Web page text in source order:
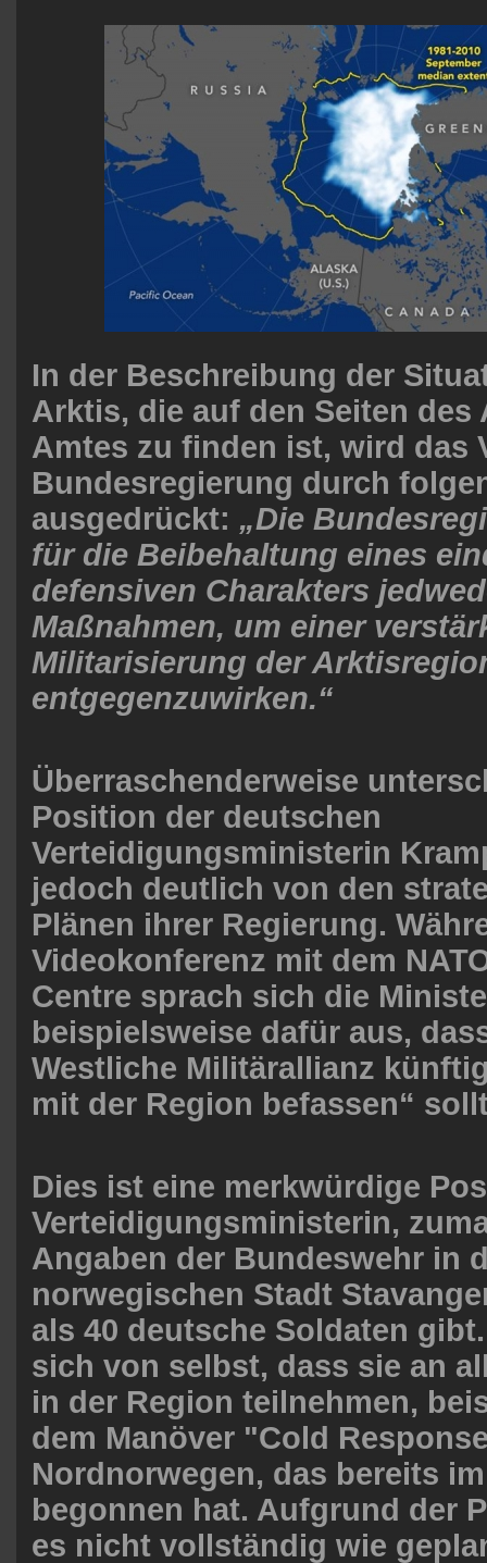
In der Beschreibung der
Arktis, die auf den Seiten des
Amtes zu finden ist, wird das
Bundesregierung durch
ausgedrückt: „Die
für die Beibehaltung eines
defensiven Charakters
Maßnahmen, um einer
Militarisierung der
entgegenzuwirken.“
Überraschenderweise
Position der deutschen
Verteidigungsministerin
jedoch deutlich von den
Plänen ihrer Regierung.
Videokonferenz mit dem
Centre sprach sich die
beispielsweise dafür aus,
Westliche Militärallianz
mit der Region befassen“
Dies ist eine merkwürdige
Verteidigungsministerin,
Angaben der Bundeswehr in
norwegischen Stadt
als 40 deutsche Soldaten
sich von selbst, dass sie an
in der Region teilnehmen,
dem Manöver "Cold
Nordnorwegen, das bereits
begonnen hat. Aufgrund der
es nicht vollständig wie